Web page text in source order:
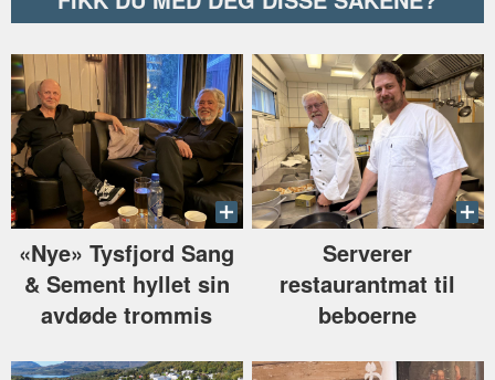
«Nye» Tysfjord Sang
& Sement hyllet sin
avdøde trommis
Serverer
restaurantmat til
beboerne